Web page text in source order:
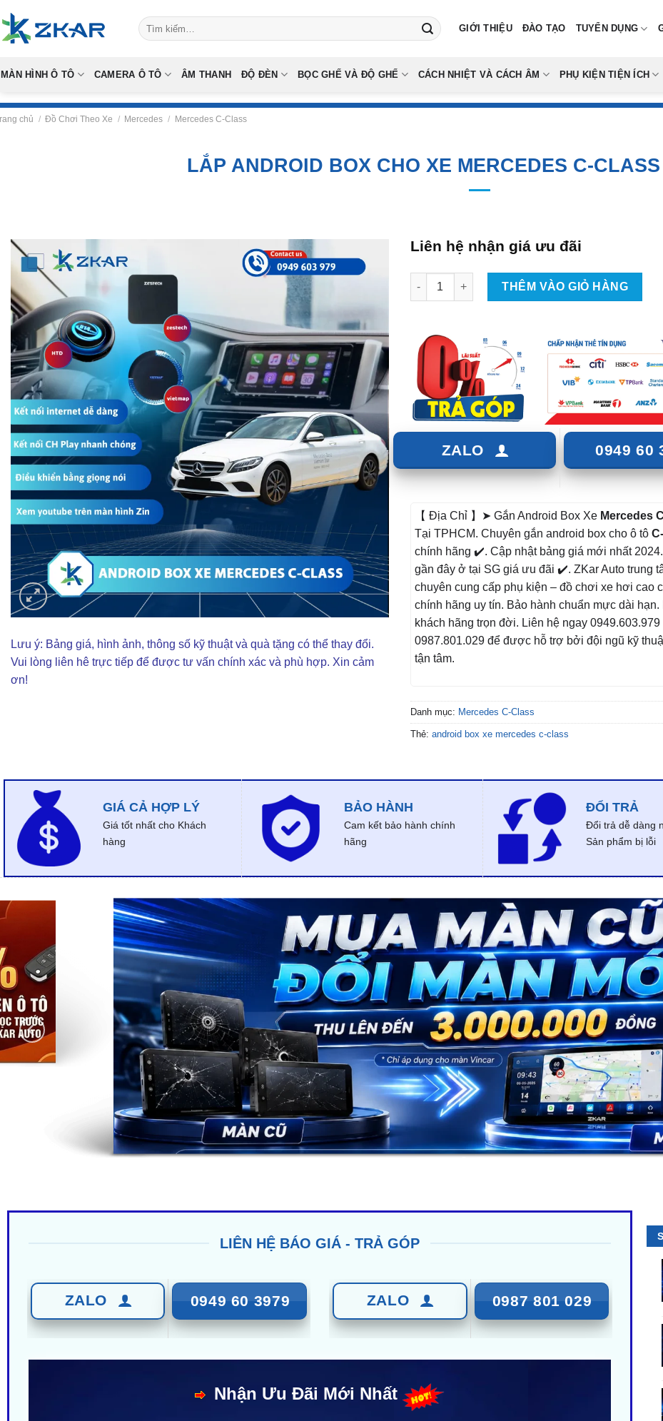
to
content
Tìm
kiếm:
GIỚI THIỆU ĐÀO TẠO TUYỂN DỤNG
MÀN HÌNH Ô TÔ CAMERA Ô TÔ ÂM THANH ĐỘ ĐÈN BỌC GHẾ VÀ ĐỘ GHẾ CÁCH NHIỆT VÀ CÁCH ÂM PHỤ KIỆN TIỆN ÍCH
chủ / Đồ Chơi Theo Xe / Mercedes / Mercedes C-Class
LẮP ANDROID BOX CHO XE MERCEDES C-
Lưu ý: Bảng giá, hình ảnh, thông số kỹ thuật và quà tặng có thể thay đổi.
Vui lòng liên hê trực tiếp để được tư vấn chính xác và phù hợp. Xin cảm
ơn!
Liên hệ nhận giá ưu đãi
Lắp Android Box Cho Xe Mercedes C-Class Tại
THÊM VÀO GIỎ HÀNG
ZALO 0949 60
【 Địa Chỉ 】➤ Gắn Android Box Xe Mercedes
Tại TPHCM. Chuyên gắn android box cho ô tô
chính hãng ✔️. Cập nhật bảng giá mới nhất
gần đây ở tại SG giá ưu đãi ✔️. ZKar Auto trung
chuyên cung cấp phụ kiện – đồ chơi xe hơi cao
chính hãng uy tín. Bảo hành chuẩn mực dài hạn.
khách hãng trọn đời. Liên hệ ngay 0949.603.979
0987.801.029 để được hỗ trợ bởi đội ngũ kỹ
tận tâm.
Danh mục: Mercedes C-Class
Thẻ: android box xe mercedes c-class
GIÁ CẢ HỢP LÝ
Giá tốt nhất cho Khách
hàng
BẢO HÀNH
Cam kết bảo hành chính
hãng
ĐỔI TRẢ
Đổi trả dễ dàng
Sản phẩm bị lỗi
LIÊN HỆ BÁO GIÁ - TRẢ GÓP
ZALO 0949 60 3979 ZALO 0987 801 029
Nhận Ưu Đãi Mới Nhất